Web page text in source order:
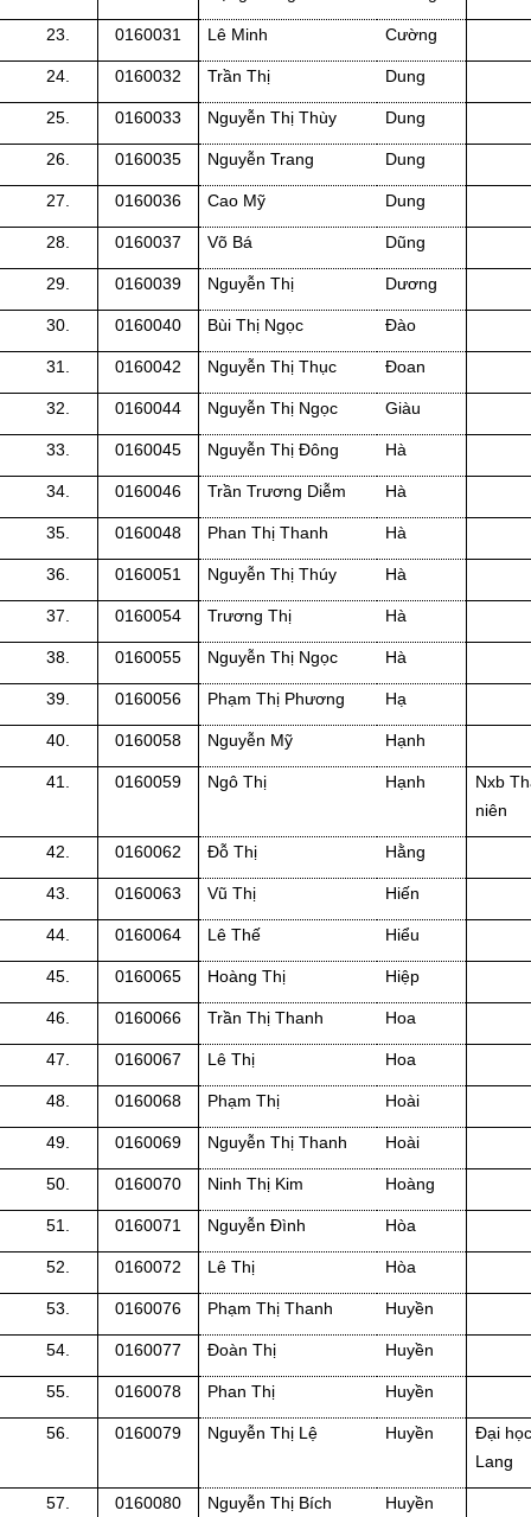
23. 0160031 Lê Minh Cường
24. 0160032 Trần Thị Dung
25. 0160033 Nguyễn Thị Thùy Dung
26. 0160035 Nguyễn Trang Dung
27. 0160036 Cao Mỹ Dung
28. 0160037 Võ Bá Dũng
29. 0160039 Nguyễn Thị Dương
30. 0160040 Bùi Thị Ngọc Đào
31. 0160042 Nguyễn Thị Thục Đoan
32. 0160044 Nguyễn Thị Ngọc Giàu
33. 0160045 Nguyễn Thị Đông Hà
34. 0160046 Trần Trương Diễm Hà
35. 0160048 Phan Thị Thanh Hà
36. 0160051 Nguyễn Thị Thúy Hà
37. 0160054 Trương Thị Hà
38. 0160055 Nguyễn Thị Ngọc Hà
39. 0160056 Phạm Thị Phương Hạ
40. 0160058 Nguyễn Mỹ Hạnh
41. 0160059 Ngô Thị Hạnh
Nxb
niên
42. 0160062 Đỗ Thị Hằng
43. 0160063 Vũ Thị Hiến
44. 0160064 Lê Thế Hiểu
45. 0160065 Hoàng Thị Hiệp
46. 0160066 Trần Thị Thanh Hoa
47. 0160067 Lê Thị Hoa
48. 0160068 Phạm Thị Hoài
49. 0160069 Nguyễn Thị Thanh Hoài
50. 0160070 Ninh Thị Kim Hoàng
51. 0160071 Nguyễn Đình Hòa
52. 0160072 Lê Thị Hòa
53. 0160076 Phạm Thị Thanh Huyền
54. 0160077 Đoàn Thị Huyền
55. 0160078 Phan Thị Huyền
56. 0160079 Nguyễn Thị Lệ Huyền
Đại
Lang
57. 0160080 Nguyễn Thị Bích Huyền